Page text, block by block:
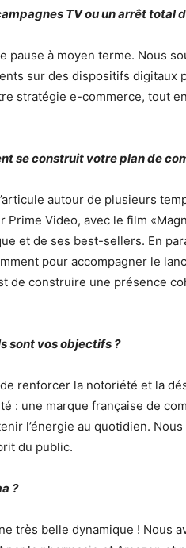
TV ou un arrêt total
pause à moyen terme. Nous
sur des dispositifs digitaux
stratégie e-commerce, tout
se construit votre plan de
autour de plusieurs
Video, avec le film
et de ses best-sellers. En
pour accompagner le
de construire une présence
sont vos objectifs ?
renforcer la notoriété et la
: une marque française de
l’énergie au quotidien.
du public.
?
très belle dynamique ! Nous